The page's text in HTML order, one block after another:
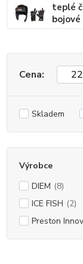
teplé
bojové
Cena:
Skladem
Výrobce
DIEM (8)
ICE FISH (2)
Preston